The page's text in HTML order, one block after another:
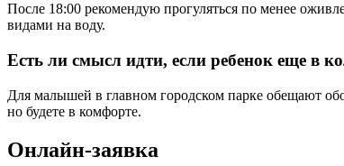
После 18:00 рекомендую прогуляться по менее
видами на воду.
Есть ли смысл идти, если ребенок еще в
Для малышей в главном городском парке обещают
но будете в комфорте.
Онлайн-заявка